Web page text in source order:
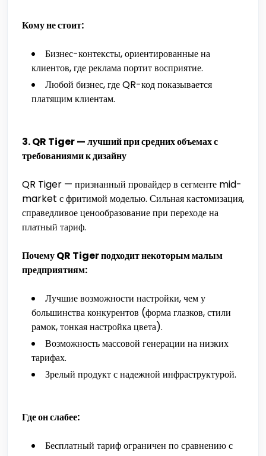
Кому не стоит:
Бизнес-контексты, ориентированные на
клиентов, где реклама портит восприятие.
Любой бизнес, где QR-код показывается
платящим клиентам.
3. QR Tiger — лучший при средних объемах с
требованиями к дизайну
QR Tiger — признанный провайдер в сегменте mid-
market с фритимой моделью. Сильная кастомизация,
справедливое ценообразование при переходе на
платный тариф.
Почему QR Tiger подходит некоторым малым
предприятиям:
Лучшие возможности настройки, чем у
большинства конкурентов (форма глазков, стили
рамок, тонкая настройка цвета).
Возможность массовой генерации на низких
тарифах.
Зрелый продукт с надежной инфраструктурой.
Где он слабее:
Бесплатный тариф ограничен по сравнению с